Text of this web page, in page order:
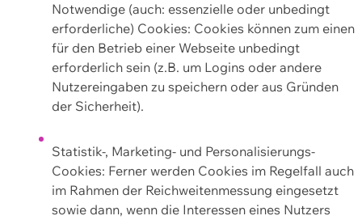
Notwendige (auch: essenzielle oder unbedingt
erforderliche) Cookies: Cookies können zum einen
für den Betrieb einer Webseite unbedingt
erforderlich sein (z.B. um Logins oder andere
Nutzereingaben zu speichern oder aus Gründen
der Sicherheit).
Statistik-, Marketing- und Personalisierungs-
Cookies: Ferner werden Cookies im Regelfall auch
im Rahmen der Reichweitenmessung eingesetzt
sowie dann, wenn die Interessen eines Nutzers